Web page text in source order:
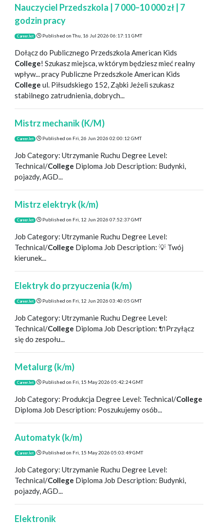
Nauczyciel Przedszkola | 7 000–10 000 zł | 7
godzin pracy
CareerJet Published onThu, 16 Jul 2026 06:17:11 GMT
Dołącz do Publicznego Przedszkola American Kids
College! Szukasz miejsca, w którym będziesz mieć realny
wpływ... pracy Publiczne Przedszkole American Kids
College ul. Piłsudskiego 152, Ząbki Jeżeli szukasz
stabilnego zatrudnienia, dobrych...
Mistrz mechanik (K/M)
CareerJet Published on Fri, 26 Jun 2026 02:00:12 GMT
Job Category: Utrzymanie Ruchu Degree Level:
Technical/College Diploma Job Description: Budynki,
pojazdy, AGD...
Mistrz elektryk (k/m)
CareerJet Published on Fri, 12 Jun 2026 07:52:37 GMT
Job Category: Utrzymanie Ruchu Degree Level:
Technical/College Diploma Job Description: 💡 Twój
kierunek...
Elektryk do przyuczenia (k/m)
CareerJet Published on Fri, 12 Jun 2026 03:40:05 GMT
Job Category: Utrzymanie Ruchu Degree Level:
Technical/College Diploma Job Description: 🔌Przyłącz
się do zespołu...
Metalurg (k/m)
CareerJet Published on Fri, 15 May 2026 05:42:24 GMT
Job Category: Produkcja Degree Level: Technical/College
Diploma Job Description: Poszukujemy osób...
Automatyk (k/m)
CareerJet Published on Fri, 15 May 2026 05:03:49 GMT
Job Category: Utrzymanie Ruchu Degree Level:
Technical/College Diploma Job Description: Budynki,
pojazdy, AGD...
Elektronik